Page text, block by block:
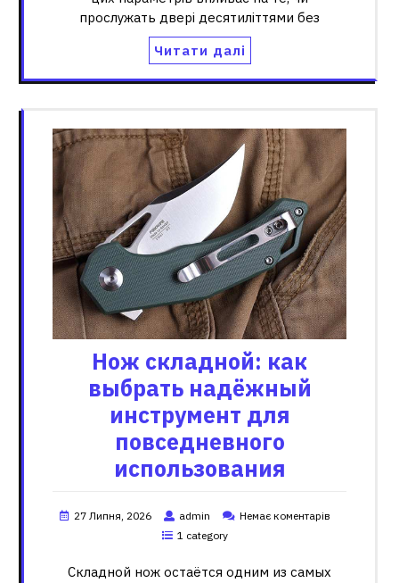
прослужать двері десятиліттями без
Читати далі
Нож складной: как
выбрать надёжный
инструмент для
повседневного
использования
27 Липня, 2026 admin
Немає коментарів
1 category
Складной нож остаётся одним из самых